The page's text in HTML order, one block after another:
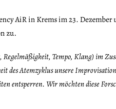
AiR in Krems im 23.
zu.
Tempo, Klang) im
Atemzyklus unsere
entsperren. Wir möchten diese